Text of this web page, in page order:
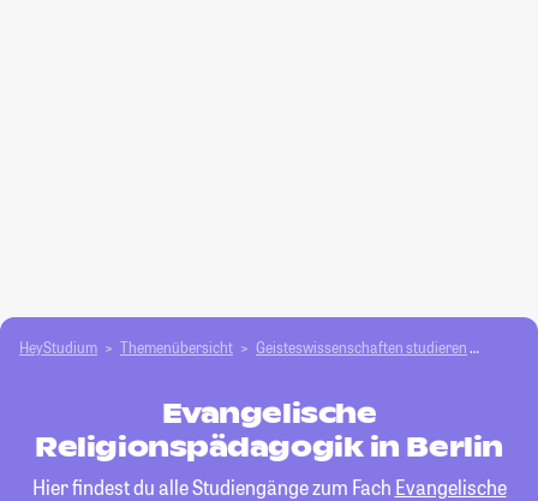
HeyStudium Themenübersicht Geisteswissenschaften studieren
Evangelische
Religionspädagogik in Berlin
Hier findest du alle Studiengänge zum Fach Evangelische